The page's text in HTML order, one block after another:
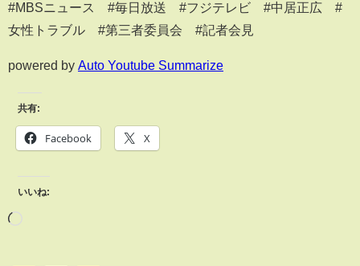
#MBSニュース #毎日放送 #フジテレビ #中居正広 #
女性トラブル #第三者委員会 #記者会見
powered by Auto Youtube Summarize
共有:
Facebook X
いいね: